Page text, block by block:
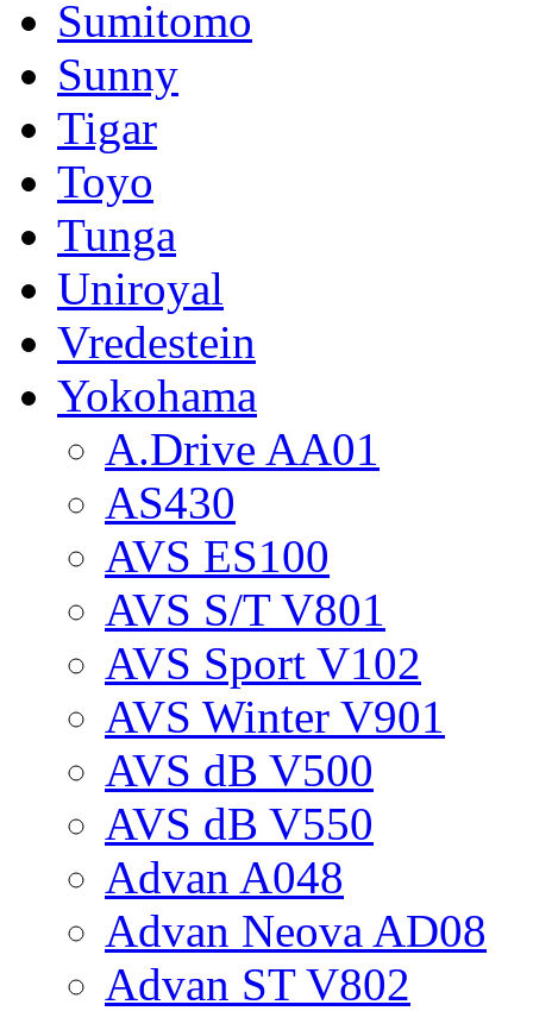
Sumitomo
Sunny
Tigar
Toyo
Tunga
Uniroyal
Vredestein
Yokohama
A.Drive AA01
AS430
AVS ES100
AVS S/T V801
AVS Sport V102
AVS Winter V901
AVS dB V500
AVS dB V550
Advan A048
Advan Neova AD08
Advan ST V802